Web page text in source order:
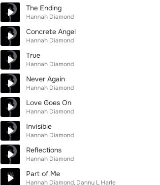
The Ending
Hannah Diamond
Concrete Angel
Hannah Diamond
True
Hannah Diamond
Never Again
Hannah Diamond
Love Goes On
Hannah Diamond
Invisible
Hannah Diamond
Reflections
Hannah Diamond
Part of Me
Hannah Diamond Danny L Harle